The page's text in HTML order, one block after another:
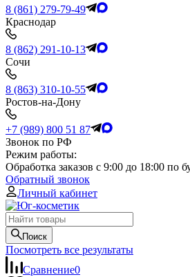
8 (861) 279-79-49
Краснодар
8 (862) 291-10-13
Сочи
8 (863) 310-10-55
Ростов-на-Дону
+7 (989) 800 51 87
Звонок по РФ
Режим работы:
Обработка заказов с 9:00 до 18:00 по
Обратный звонок
Личный кабинет
Поиск
Посмотреть все результаты
Сравнение0